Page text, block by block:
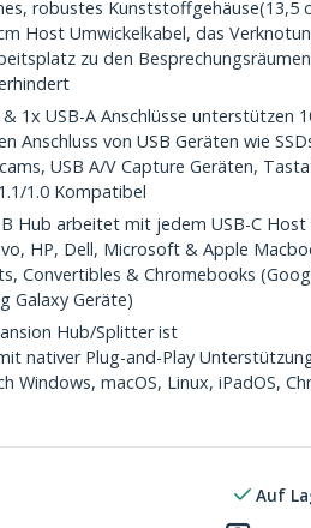
robustes Kunststoffgehäuse(13,5
Host Umwickelkabel, das
zu den
& 1x USB-A Anschlüsse unterstützen
Anschluss von USB Geräten wie
USB A/V Capture Geräten,
1.0 Kompatibel
Hub arbeitet mit jedem USB-C Host
HP, Dell, Microsoft & Apple
Convertibles & Chromebooks
Galaxy Geräte)
Hub/Splitter ist
nativer Plug-and-Play
Windows, macOS, Linux, iPadOS,
Auf